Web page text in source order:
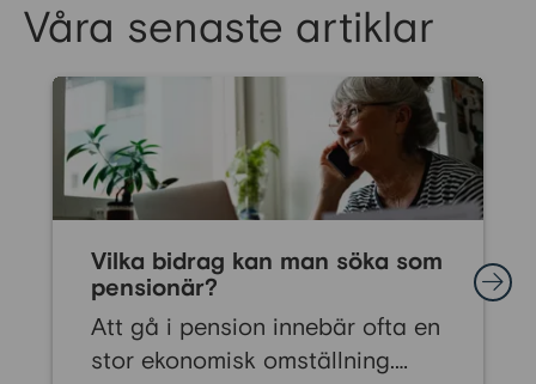
Våra senaste artiklar
Vilka bidrag kan man söka som
pensionär?
Att gå i pension innebär ofta en
stor ekonomisk omställning.